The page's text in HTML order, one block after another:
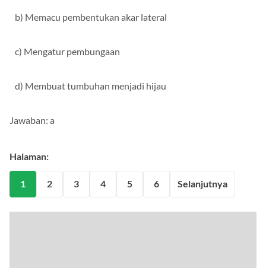
b) Memacu pembentukan akar lateral
c) Mengatur pembungaan
d) Membuat tumbuhan menjadi hijau
Jawaban: a
Halaman:
1 2 3 4 5 6 Selanjutnya